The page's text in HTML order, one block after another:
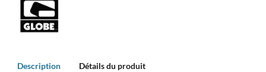
Description Détails du produit